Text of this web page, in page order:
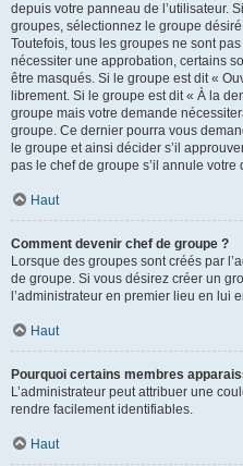
depuis votre panneau de l’utilisateur.
groupes, sélectionnez le groupe
Toutefois, tous les groupes ne sont
nécessiter une approbation, certains
être masqués. Si le groupe est dit «
librement. Si le groupe est dit « À la
groupe mais votre demande
groupe. Ce dernier pourra vous
le groupe et ainsi décider s’il
pas le chef de groupe s’il annule
Haut
Comment devenir chef de groupe ?
Lorsque des groupes sont créés par
de groupe. Si vous désirez créer un
l’administrateur en premier lieu en lui
Haut
Pourquoi certains membres
L’administrateur peut attribuer une
rendre facilement identifiables.
Haut